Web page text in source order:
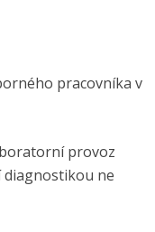
pracovníka v
provoz
ne